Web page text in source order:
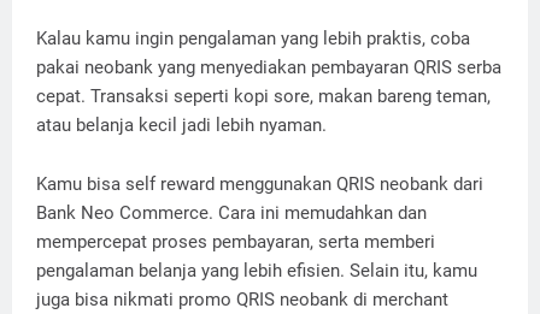
Kalau kamu ingin pengalaman yang lebih praktis, coba
pakai neobank yang menyediakan pembayaran QRIS serba
cepat. Transaksi seperti kopi sore, makan bareng teman,
atau belanja kecil jadi lebih nyaman.
Kamu bisa self reward menggunakan QRIS neobank dari
Bank Neo Commerce. Cara ini memudahkan dan
mempercepat proses pembayaran, serta memberi
pengalaman belanja yang lebih efisien. Selain itu, kamu
juga bisa nikmati promo QRIS neobank di merchant